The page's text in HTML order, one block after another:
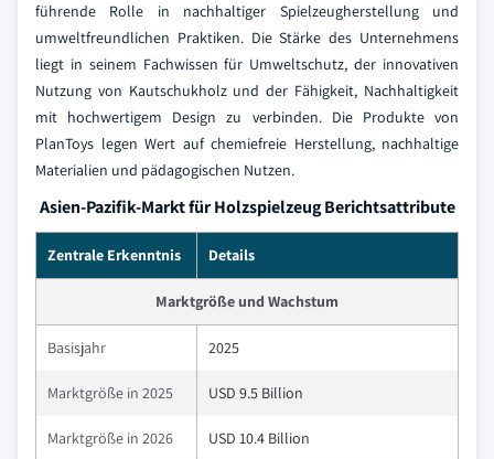
führende Rolle in nachhaltiger Spielzeugherstellung und
umweltfreundlichen Praktiken. Die Stärke des Unternehmens
liegt in seinem Fachwissen für Umweltschutz, der innovativen
Nutzung von Kautschukholz und der Fähigkeit, Nachhaltigkeit
mit hochwertigem Design zu verbinden. Die Produkte von
PlanToys legen Wert auf chemiefreie Herstellung, nachhaltige
Materialien und pädagogischen Nutzen.
Asien-Pazifik-Markt für Holzspielzeug Berichtsattribute
Zentrale Erkenntnis Details
Marktgröße und Wachstum
Basisjahr 2025
Marktgröße in 2025 USD 9.5 Billion
Marktgröße in 2026 USD 10.4 Billion